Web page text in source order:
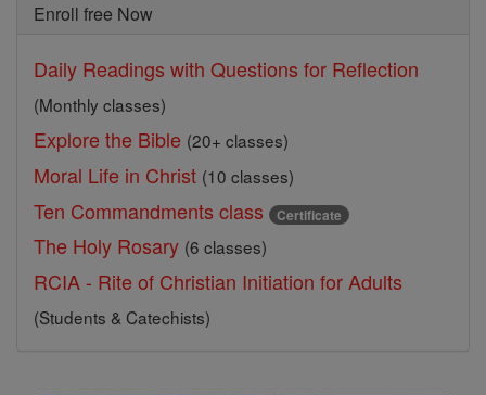
Enroll free Now
Daily Readings with Questions for Reflection
(Monthly classes)
Explore the Bible (20+ classes)
Moral Life in Christ (10 classes)
Ten Commandments class Certificate
The Holy Rosary (6 classes)
RCIA - Rite of Christian Initiation for Adults
(Students & Catechists)